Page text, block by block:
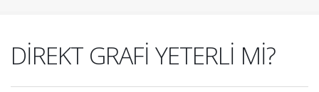
DİREKT GRAFİ YETERLİ Mİ?